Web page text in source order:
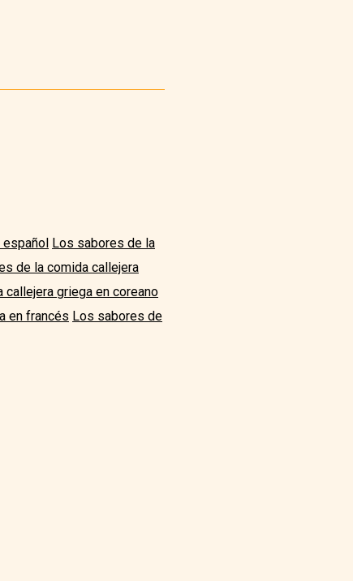
Los sabores de la
de la comida callejera
griega en coreano
en francés Los sabores de